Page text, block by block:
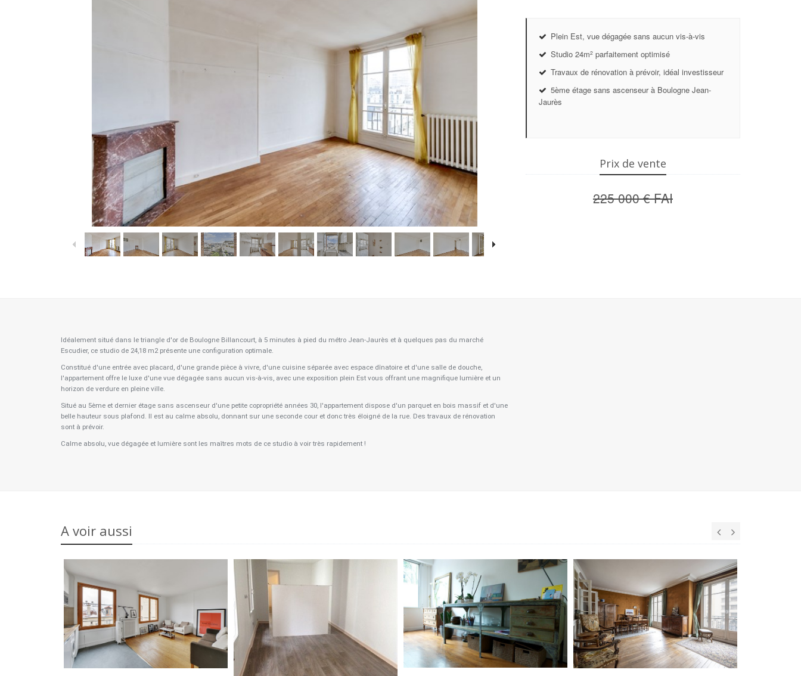
Plein Est, vue dégagée sans aucun vis-à-vis
Studio 24m2 parfaitement optimisé
Travaux de rénovation à prévoir, idéal investisseur
5ème étage sans ascenseur à Boulogne Jean-
Jaurès
Prix de vente
225 000 € FAI
Idéalement situé dans le triangle d'or de Boulogne Billancourt, à 5 minutes à pied du métro Jean-Jaurès et à quelques pas du marché
Escudier, ce studio de 24,18 m2 présente une configuration optimale.
Constitué d'une entrée avec placard, d'une grande pièce à vivre, d'une cuisine séparée avec espace dînatoire et d'une salle de douche,
l'appartement offre le luxe d'une vue dégagée sans aucun vis-à-vis, avec une exposition plein Est vous offrant une magnifique lumière et un
horizon de verdure en pleine ville.
Situé au 5ème et dernier étage sans ascenseur d'une petite copropriété années 30, l'appartement dispose d'un parquet en bois massif et d'une
belle hauteur sous plafond. Il est au calme absolu, donnant sur une seconde cour et donc très éloigné de la rue. Des travaux de rénovation
sont à prévoir.
Calme absolu, vue dégagée et lumière sont les maîtres mots de ce studio à voir très rapidement !
A voir aussi